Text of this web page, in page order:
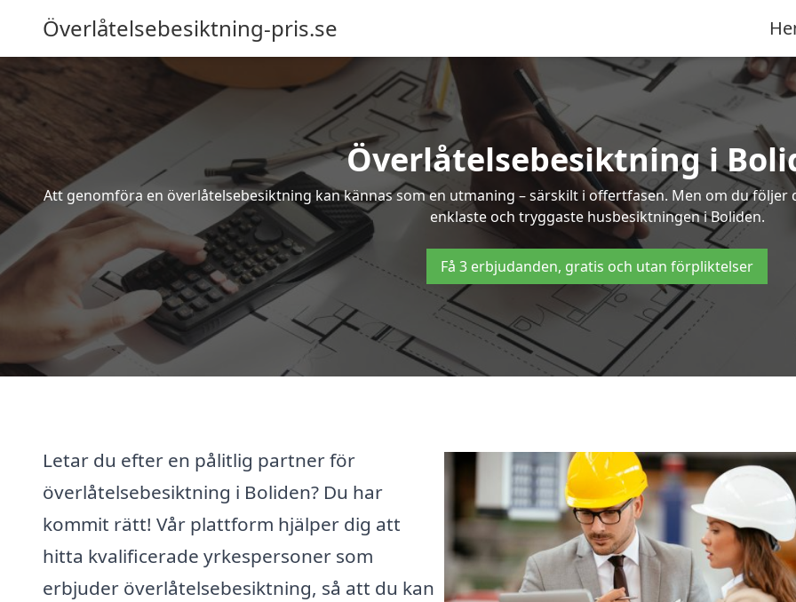
Överlåtelsebesiktning-pris.se
Överlåtelsebesiktning i
Att genomföra en överlåtelsebesiktning kan kännas som en utmaning – särskilt i offertfasen. Men om du
enklaste och tryggaste husbesiktningen i Boliden.
Få 3 erbjudanden, gratis och utan förpliktelser
Letar du efter en pålitlig partner för
överlåtelsebesiktning i Boliden? Du har
kommit rätt! Vår plattform hjälper dig att
hitta kvalificerade yrkespersoner som
erbjuder överlåtelsebesiktning, så att du kan